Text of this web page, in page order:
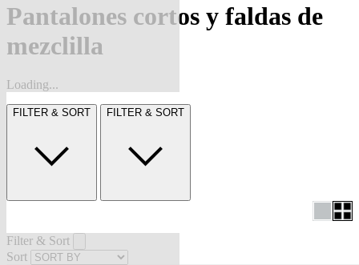
Pantalones cortos y faldas de
mezclilla
Loading...
FILTER & SORT FILTER & SORT
Filter & Sort
Sort